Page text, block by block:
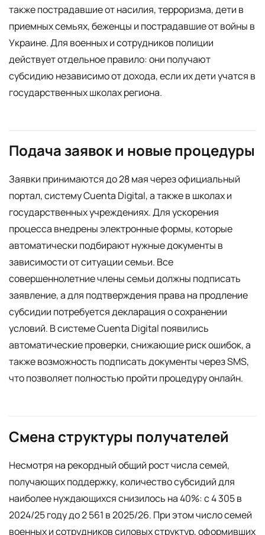
также пострадавшие от насилия, терроризма, дети в
приемных семьях, беженцы и пострадавшие от войны в
Украине. Для военных и сотрудников полиции
действует отдельное правило: они получают
субсидию независимо от дохода, если их дети учатся в
государственных школах региона.
Подача заявок и новые процедуры
Заявки принимаются до 28 мая через официальный
портал, систему Cuenta Digital, а также в школах и
государственных учреждениях. Для ускорения
процесса внедрены электронные формы, которые
автоматически подбирают нужные документы в
зависимости от ситуации семьи. Все
совершеннолетние члены семьи должны подписать
заявление, а для подтверждения права на продление
субсидии потребуется декларация о сохранении
условий. В системе Cuenta Digital появились
автоматические проверки, снижающие риск ошибок, а
также возможность подписать документы через SMS,
что позволяет полностью пройти процедуру онлайн.
Смена структуры получателей
Несмотря на рекордный общий рост числа семей,
получающих поддержку, количество субсидий для
наиболее нуждающихся снизилось на 40%: с 4 305 в
2024/25 году до 2 561 в 2025/26. При этом число семей
военных и сотрудников силовых структур, оформивших